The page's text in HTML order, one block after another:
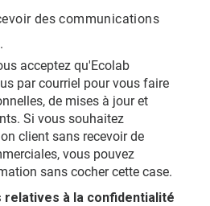
des communications
acceptez qu'Ecolab
par courriel pour vous faire
de mises à jour et
Si vous souhaitez
client sans recevoir de
vous pouvez
sans cocher cette case.
relatives à la confidentialité